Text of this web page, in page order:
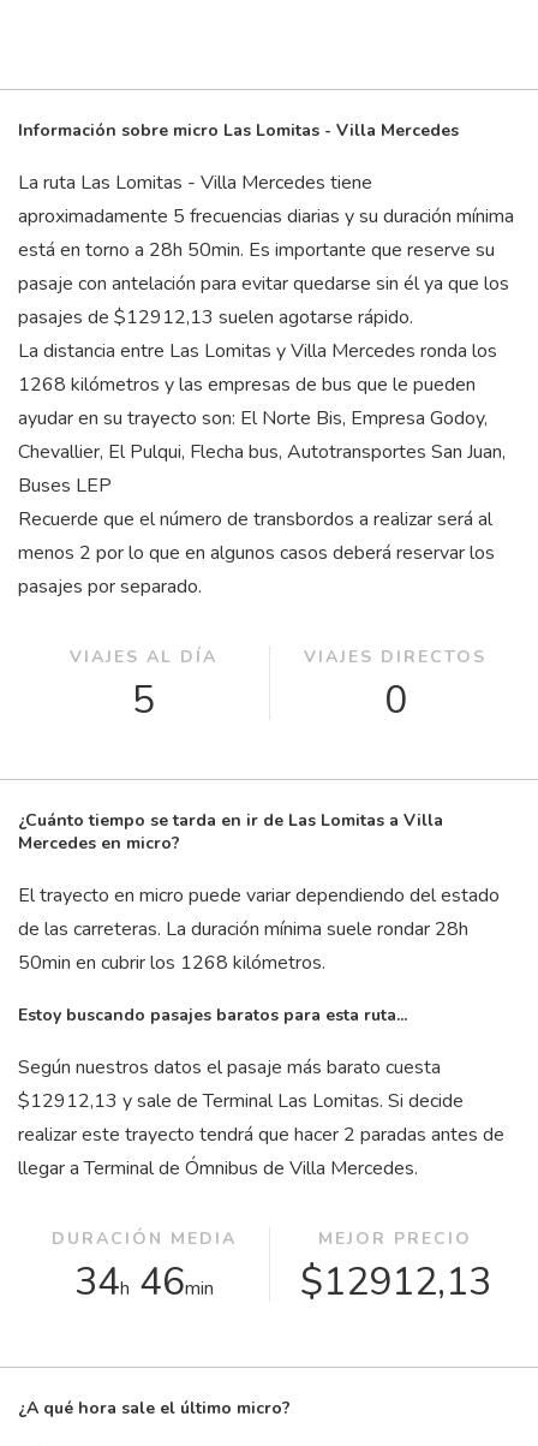
Información sobre micro Las Lomitas - Villa Mercedes
La ruta Las Lomitas - Villa Mercedes tiene
aproximadamente 5 frecuencias diarias y su duración mínima
está en torno a 28h 50min. Es importante que reserve su
pasaje con antelación para evitar quedarse sin él ya que los
pasajes de $12912,13 suelen agotarse rápido.
La distancia entre Las Lomitas y Villa Mercedes ronda los
1268 kilómetros y las empresas de bus que le pueden
ayudar en su trayecto son: El Norte Bis, Empresa Godoy,
Chevallier, El Pulqui, Flecha bus, Autotransportes San Juan,
Buses LEP
Recuerde que el número de transbordos a realizar será al
menos 2 por lo que en algunos casos deberá reservar los
pasajes por separado.
VIAJES AL DÍA
5
VIAJES DIRECTOS
0
¿Cuánto tiempo se tarda en ir de Las Lomitas a Villa
Mercedes en micro?
El trayecto en micro puede variar dependiendo del estado
de las carreteras. La duración mínima suele rondar 28h
50min en cubrir los 1268 kilómetros.
Estoy buscando pasajes baratos para esta ruta...
Según nuestros datos el pasaje más barato cuesta
$12912,13 y sale de Terminal Las Lomitas. Si decide
realizar este trayecto tendrá que hacer 2 paradas antes de
llegar a Terminal de Ómnibus de Villa Mercedes.
DURACIÓN MEDIA
34h 46min
MEJOR PRECIO
$12912,13
¿A qué hora sale el último micro?